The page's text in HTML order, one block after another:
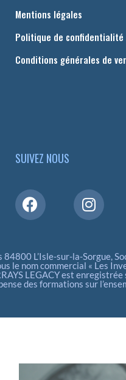
Mentions légales
Politique de confidentialité
Conditions générales de
SUIVEZ NOUS
L’Isle-sur-la-Sorgue,
le nom commercial « Les
LEGACY est
des formations sur